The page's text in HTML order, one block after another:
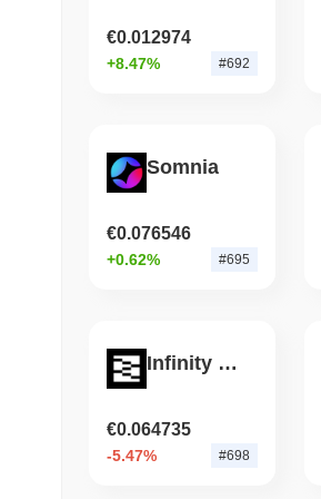
€0.012974
+8.47% #692
Somnia
€0.076546
+0.62% #695
Infinity Ground
€0.064735
-5.47% #698